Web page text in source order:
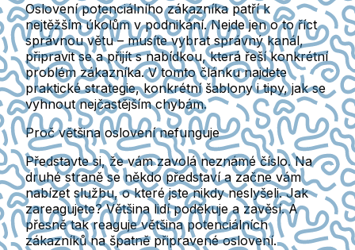
Oslovení potenciálního zákazníka patří k
nejtěžším úkolům v podnikání. Nejde jen o to říct
správnou větu – musíte vybrat správný kanál,
připravit se a přijít s nabídkou, která řeší konkrétní
problém zákazníka. V tomto článku najdete
praktické strategie, konkrétní šablony i tipy, jak se
vyhnout nejčastějším chybám.
Proč většina oslovení nefunguje
Představte si, že vám zavolá neznámé číslo. Na
druhé straně se někdo představí a začne vám
nabízet službu, o které jste nikdy neslyšeli. Jak
zareagujete? Většina lidí poděkuje a zavěsí. A
přesně tak reaguje většina potenciálních
zákazníků na špatně připravené oslovení.